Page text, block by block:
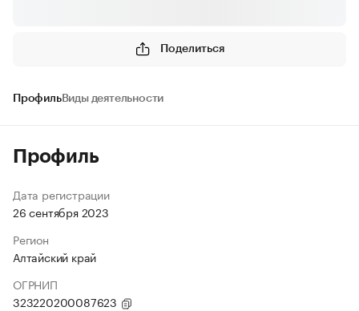
Поделиться
ПрофильВиды деятельности
Профиль
Дата регистрации
26 сентября 2023
Регион
Алтайский край
ОГРНИП
323220200087623